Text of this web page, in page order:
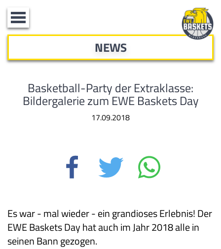
Toggle
navigation
NEWS
Basketball-Party der Extraklasse:
Bildergalerie zum EWE Baskets Day
17.09.2018
Es war - mal wieder - ein grandioses Erlebnis! Der
EWE Baskets Day hat auch im Jahr 2018 alle in
seinen Bann gezogen.